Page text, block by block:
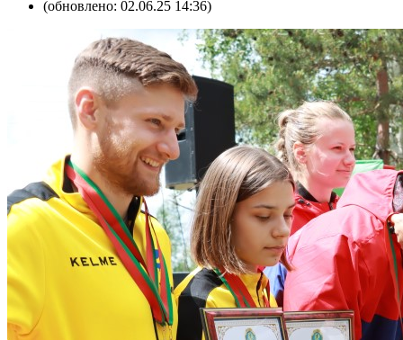
(обновлено: 02.06.25 14:36)